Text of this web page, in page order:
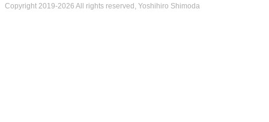
Copyright 2019-2026 All rights reserved, Yoshihiro Shimoda